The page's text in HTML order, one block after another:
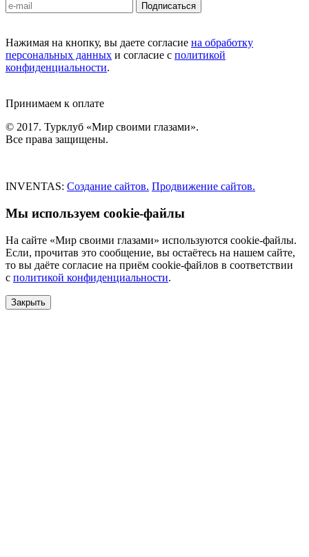
Подписаться
Нажимая на кнопку, вы даете согласие на обработку
персональных данных и согласие с политикой
конфиденциальности.
Принимаем к оплате
© 2017. Турклуб «Мир своими глазами».
Все права защищены.
INVENTAS: Создание сайтов. Продвижение сайтов.
Мы используем cookie-файлы
На сайте «Мир своими глазами» используются cookie-файлы.
Если, прочитав это сообщение, вы остаётесь на нашем сайте,
то вы даёте согласие на приём cookie-файлов в соответствии
с политикой конфиденциальности.
Закрыть